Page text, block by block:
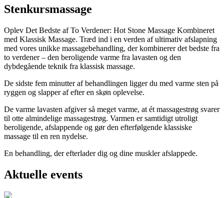
Stenkursmassage
Oplev Det Bedste af To Verdener: Hot Stone Massage Kombineret
med Klassisk Massage. Træd ind i en verden af ultimativ afslapning
med vores unikke massagebehandling, der kombinerer det bedste fra
to verdener – den beroligende varme fra lavasten og den
dybdegående teknik fra klassisk massage.
De sidste fem minutter af behandlingen ligger du med varme sten på
ryggen og slapper af efter en skøn oplevelse.
De varme lavasten afgiver så meget varme, at ét massagestrøg svarer
til otte almindelige massagestrøg. Varmen er samtidigt utroligt
beroligende, afslappende og gør den efterfølgende klassiske
massage til en ren nydelse.
En behandling, der efterlader dig og dine muskler afslappede.
Aktuelle events